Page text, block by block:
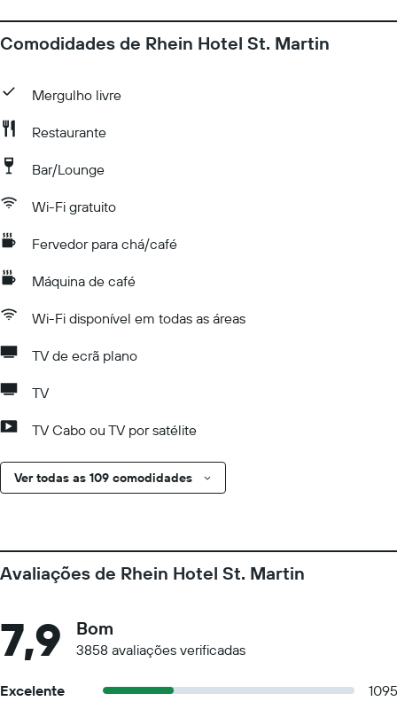
Comodidades de Rhein Hotel St. Martin
Mergulho livre
Restaurante
Bar/Lounge
Wi-Fi gratuito
Fervedor para chá/café
Máquina de café
Wi-Fi disponível em todas as áreas
TV de ecrã plano
TV
TV Cabo ou TV por satélite
Ver todas as 109 comodidades
Avaliações de Rhein Hotel St. Martin
7,9 Bom
3858 avaliações verificadas
Excelente
1095